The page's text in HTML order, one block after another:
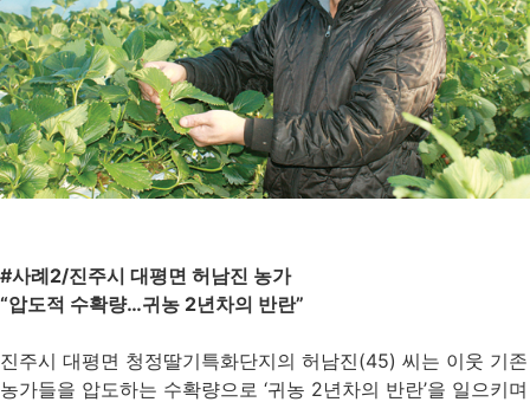
#사례2/진주시 대평면 허남진 농가
“압도적 수확량…귀농 2년차의 반란”
진주시 대평면 청정딸기특화단지의 허남진(45) 씨는 이웃 기존
농가들을 압도하는 수확량으로 ‘귀농 2년차의 반란’을 일으키며